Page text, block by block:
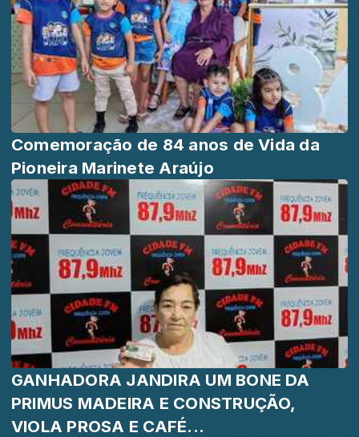
Comemoração de 84 anos de Vida da
Pioneira Marinete Araújo
GANHADORA JANDIRA UM BONE DA
PRIMUS MADEIRA E CONSTRUÇÃO,
VIOLA PROSA E CAFÉ...